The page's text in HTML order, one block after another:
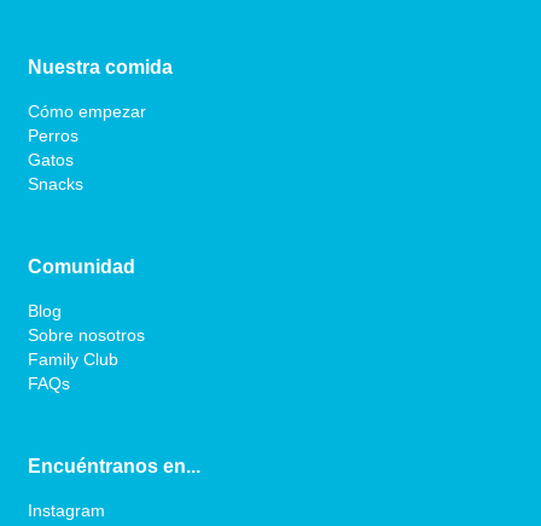
Nuestra comida
Cómo empezar
Perros
Gatos
Snacks
Comunidad
Blog
Sobre nosotros
Family Club
FAQs
Encuéntranos en...
Instagram